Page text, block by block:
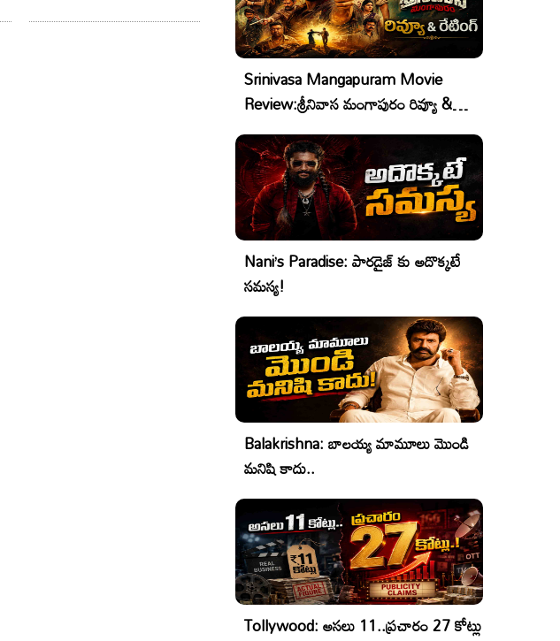
Srinivasa Mangapuram Movie
Review:శ్రీనివాస మంగాపురం రివ్యూ &
రేటింగ్
Nani’s Paradise: పారడైజ్ కు అదొక్కటే
సమస్య!
Balakrishna: బాలయ్య మామూలు మొండి
మనిషి కాదు..
Tollywood: అసలు 11..ప్రచారం 27 కోట్లు